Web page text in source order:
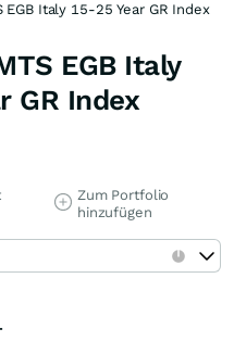
EGB Italy 15-25 Year GR Index
EGB Italy
GR Index
Zum Portfolio
hinzufügen